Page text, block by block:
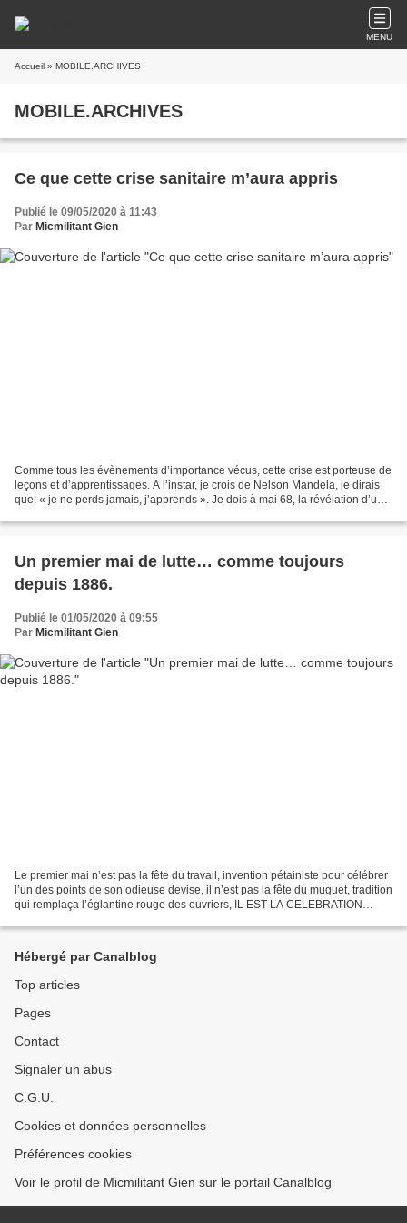
MENU
Accueil » MOBILE.ARCHIVES
MOBILE.ARCHIVES
Ce que cette crise sanitaire m’aura appris
Publié le 09/05/2020 à 11:43
Par Micmilitant Gien
Comme tous les évènements d’importance vécus, cette crise est porteuse de
leçons et d’apprentissages. A l’instar, je crois de Nelson Mandela, je dirais
que: « je ne perds jamais, j’apprends ». Je dois à mai 68, la révélation d’un
Un premier mai de lutte… comme toujours
depuis 1886.
Publié le 01/05/2020 à 09:55
Par Micmilitant Gien
Le premier mai n’est pas la fête du travail, invention pétainiste pour célébrer
l’un des points de son odieuse devise, il n’est pas la fête du muguet, tradition
qui remplaça l’églantine rouge des ouvriers, IL EST LA CELEBRATION
Hébergé par Canalblog
Top articles
Pages
Contact
Signaler un abus
C.G.U.
Cookies et données personnelles
Préférences cookies
Voir le profil de Micmilitant Gien sur le portail Canalblog